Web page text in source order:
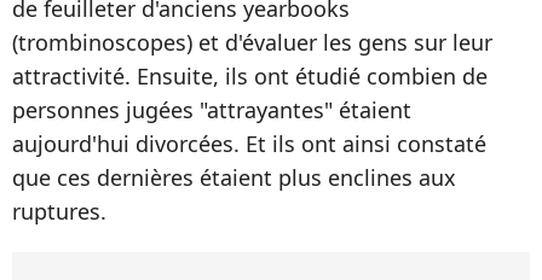
de feuilleter d'anciens yearbooks
(trombinoscopes) et d'évaluer les gens sur leur
attractivité. Ensuite, ils ont étudié combien de
personnes jugées "attrayantes" étaient
aujourd'hui divorcées. Et ils ont ainsi constaté
que ces dernières étaient plus enclines aux
ruptures.